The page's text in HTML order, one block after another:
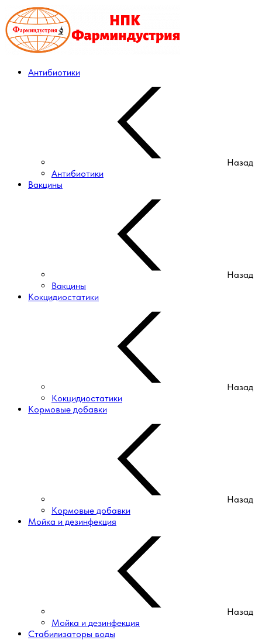
Антибиотики
Назад
Антибиотики
Вакцины
Назад
Вакцины
Кокцидиостатики
Назад
Кокцидиостатики
Кормовые добавки
Назад
Кормовые добавки
Мойка и дезинфекция
Назад
Мойка и дезинфекция
Стабилизаторы воды